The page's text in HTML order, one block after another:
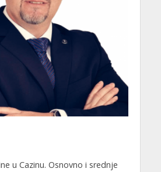
u Cazinu. Osnovno i srednje